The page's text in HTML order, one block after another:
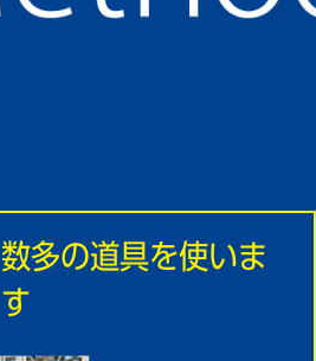
数多の道具を使いま
す